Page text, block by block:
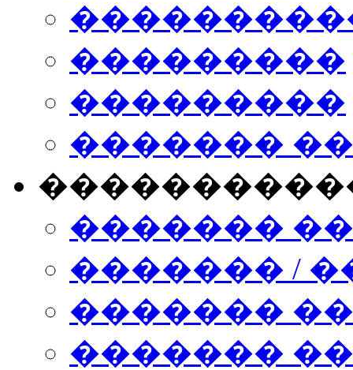
���������
���������
�������
�������
������� /
�������
������� ���